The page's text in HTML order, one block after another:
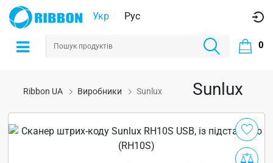
Укр Рус
0
Ribbon UA Виробники Sunlux Sunlux